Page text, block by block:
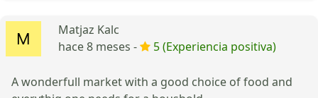
Matjaz Kalc
hace 8 meses -
5 (Experiencia positiva)
A wonderfull market with a good choice of food and